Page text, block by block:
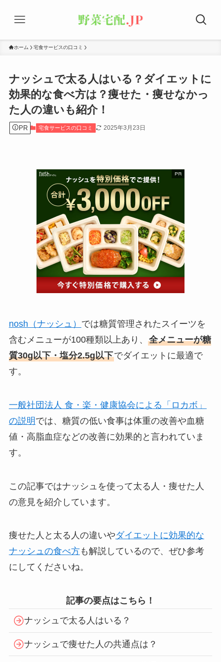
ホーム 宅食サービスの口コミ
ナッシュで太る人はいる？ダイエットに
効果的な食べ方は？痩せた・痩せなかっ
た人の違いも紹介！
PR 宅食サービスの口コミ 2025年3月23日
nosh（ナッシュ） では糖質管理されたスイーツを
含むメニューが100種類以上あり、 全メニューが糖
質30g以下・塩分2.5g以下でダイエットに最適で
す。
一般社団法人 食・楽・健康協会による「ロカボ」
の説明 では、糖質の低い食事は体重の改善や血糖
値・高脂血症などの改善に効果的と言われていま
す。
この記事ではナッシュを使って太る人・痩せた人
の意見を紹介しています。
痩せた人と太る人の違いやダイエットに効果的な
ナッシュの食べ方も解説しているので、ぜひ参考
にしてくださいね。
記事の要点はこちら！
ナッシュで太る人はいる？
ナッシュで痩せた人の共通点は？